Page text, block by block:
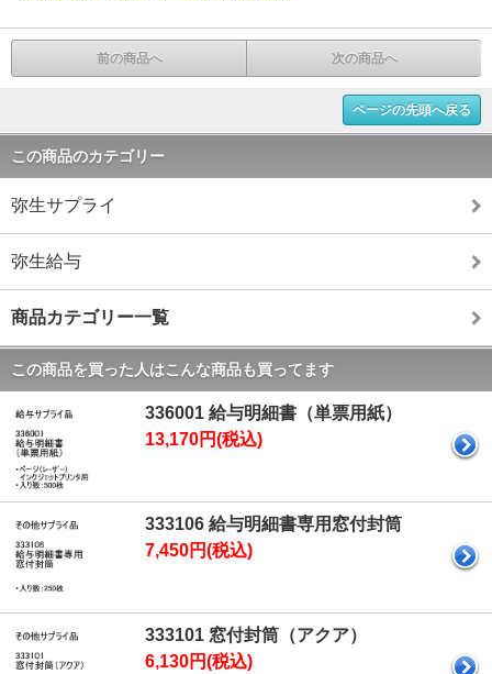
前の商品へ 次の商品へ
ページの先頭へ戻る
この商品のカテゴリー
弥生サプライ
弥生給与
商品カテゴリー一覧
この商品を買った人はこんな商品も買ってます
336001 給与明細書（単票用紙）
13,170円(税込)
333106 給与明細書専用窓付封筒
7,450円(税込)
333101 窓付封筒（アクア）
6,130円(税込)